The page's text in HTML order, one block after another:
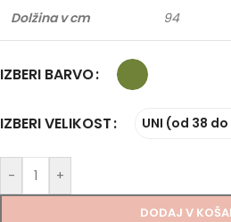
Dolžina v cm 94
IZBERI BARVO
IZBERI VELIKOST UNI (od 38
- +
DODAJ V